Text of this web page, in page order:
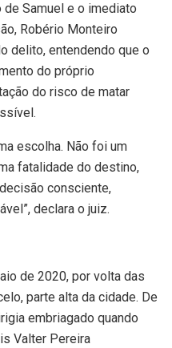
Samuel e o imediato
Robério Monteiro
delito, entendendo que o
do próprio
do risco de matar
escolha. Não foi um
fatalidade do destino,
consciente,
declara o juiz.
de 2020, por volta das
parte alta da cidade. De
embriagado quando
Valter Pereira